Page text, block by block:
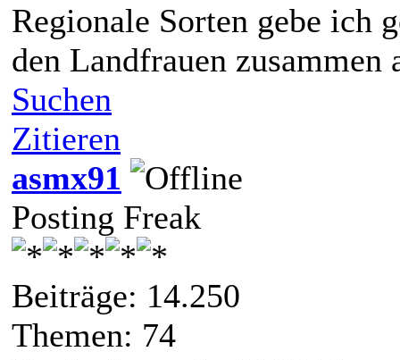
Regionale Sorten gebe ich
den Landfrauen
Suchen
Zitieren
asmx91
Posting Freak
Beiträge: 14.250
Themen: 74